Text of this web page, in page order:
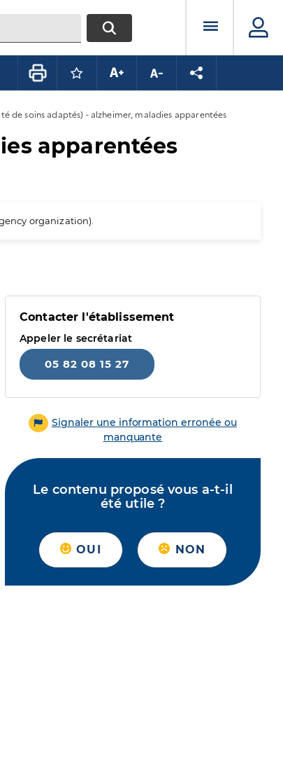
RECHERCHERMenu
Connectez-vous pour mettre ce
Augmenter la taille du texte
Diminuer la taille du
Partager la
de soins adaptés) - alzheimer, maladies apparentées
apparentées
organization).
Contacter l'établissement
Appeler le secrétariat
05 82 08 15 27
Signaler une information erronée ou
manquante
Le contenu proposé vous a-t-il
été utile ?
OUI NON